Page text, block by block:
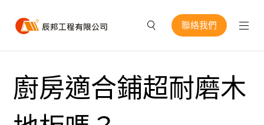
聯絡我們
廚房適合鋪超耐磨木